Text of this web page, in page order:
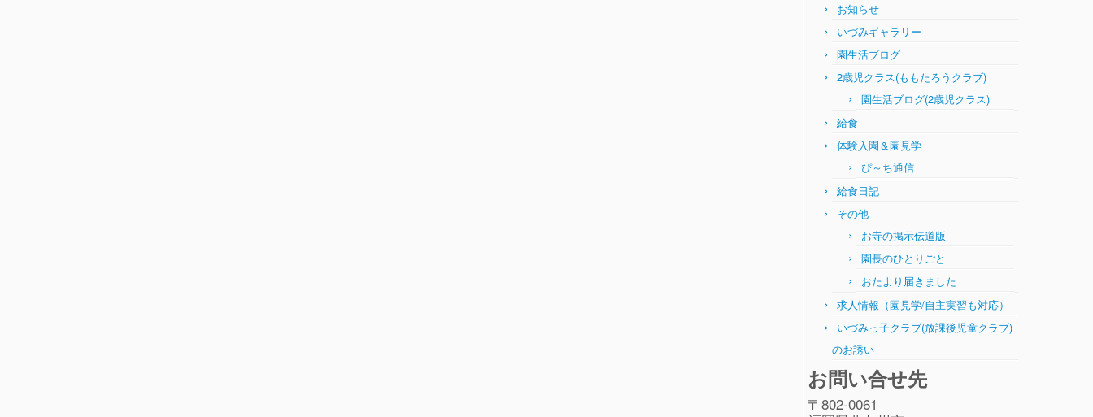
お知らせ
いづみギャラリー
園生活ブログ
2歳児クラス(ももたろうクラブ)
園生活ブログ(2歳児クラス)
給食
体験入園＆園見学
ぴ～ち通信
給食日記
その他
お寺の掲示伝道版
園長のひとりごと
おたより届きました
求人情報（園見学/自主実習も対応）
いづみっ子クラブ(放課後児童クラブ)
のお誘い
お問い合せ先
〒802-0061